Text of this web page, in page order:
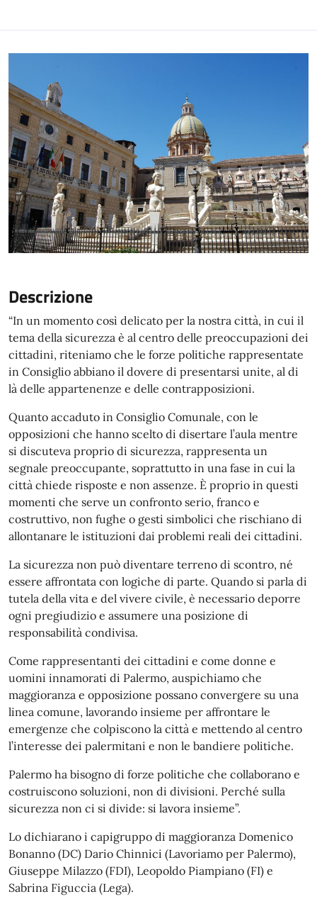
Descrizione
“In un momento così delicato per la nostra città, in cui il
tema della sicurezza è al centro delle preoccupazioni dei
cittadini, riteniamo che le forze politiche rappresentate
in Consiglio abbiano il dovere di presentarsi unite, al di
là delle appartenenze e delle contrapposizioni.
Quanto accaduto in Consiglio Comunale, con le
opposizioni che hanno scelto di disertare l’aula mentre
si discuteva proprio di sicurezza, rappresenta un
segnale preoccupante, soprattutto in una fase in cui la
città chiede risposte e non assenze. È proprio in questi
momenti che serve un confronto serio, franco e
costruttivo, non fughe o gesti simbolici che rischiano di
allontanare le istituzioni dai problemi reali dei cittadini.
La sicurezza non può diventare terreno di scontro, né
essere affrontata con logiche di parte. Quando si parla di
tutela della vita e del vivere civile, è necessario deporre
ogni pregiudizio e assumere una posizione di
responsabilità condivisa.
Come rappresentanti dei cittadini e come donne e
uomini innamorati di Palermo, auspichiamo che
maggioranza e opposizione possano convergere su una
linea comune, lavorando insieme per affrontare le
emergenze che colpiscono la città e mettendo al centro
l’interesse dei palermitani e non le bandiere politiche.
Palermo ha bisogno di forze politiche che collaborano e
costruiscono soluzioni, non di divisioni. Perché sulla
sicurezza non ci si divide: si lavora insieme”.
Lo dichiarano i capigruppo di maggioranza Domenico
Bonanno (DC) Dario Chinnici (Lavoriamo per Palermo),
Giuseppe Milazzo (FDI), Leopoldo Piampiano (FI) e
Sabrina Figuccia (Lega).